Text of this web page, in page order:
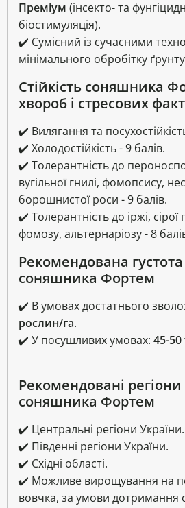
Преміум (інсекто- та
біостимуляція).
✔️ Сумісний із сучасними
мінімального обробітку
Стійкість соняшника
хвороб і стресових
✔️ Вилягання та
✔️ Холодостійкість - 9 балів.
✔️ Толерантність до
вугільної гнилі, фомопсису,
борошнистої роси - 9 балів.
✔️ Толерантність до іржі, сірої
фомозу, альтернаріозу - 8
Рекомендована
соняшника Фортем
✔️ В умовах достатнього
рослин/га.
✔️ У посушливих умовах: 45-
Рекомендовані
соняшника Фортем
✔️ Центральні регіони України.
✔️ Південні регіони України.
✔️ Східні області.
✔️ Можливе вирощування на
вовчка, за умови дотримання